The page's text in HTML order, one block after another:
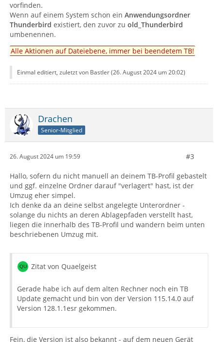
vorfinden.
Wenn auf einem System schon ein Anwendungsordner
Thunderbird existiert, den zuvor zu old_Thunderbird
umbenennen.
Alle Aktionen auf Dateiebene, immer bei beendetem TB!
Einmal editiert, zuletzt von Bastler (26. August 2024 um 20:02)
Drachen
Senior-Mitglied
26. August 2024 um 19:59 #3
Hallo, sofern du nicht manuell an deinem TB-Profil gebastelt
und ggf. einzelne Ordner darauf "verlagert" hast, ist der
Umzug eher simpel.
Ich denke da an deine selbst angelegte Unterordner -
solange du nichts an deren Ablagepfaden verstellt hast,
liegen die innerhalb des TB-Profil und wandern beim unten
beschriebenen Umzug mit.
Zitat von Quaelgeist
Gerade habe ich auf dem alten Rechner noch ein TB
Update gemacht und bin von der Version 115.14.0 auf
Version 128.1.1esr gekommen.
Fein, die Version ist also bekannt - auf dem neuen Gerät